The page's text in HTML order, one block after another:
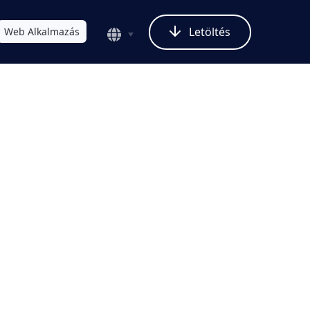
Letöltés
Web Alkalmazás